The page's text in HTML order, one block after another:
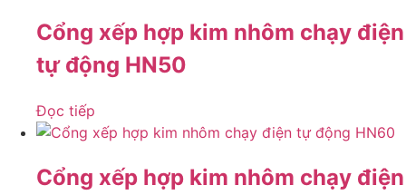
Cổng xếp hợp kim nhôm chạy điện
tự động HN50
Đọc tiếp
Cổng xếp hợp kim nhôm chạy điện